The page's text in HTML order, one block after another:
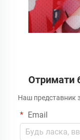
Отримати
Наш представник
Email